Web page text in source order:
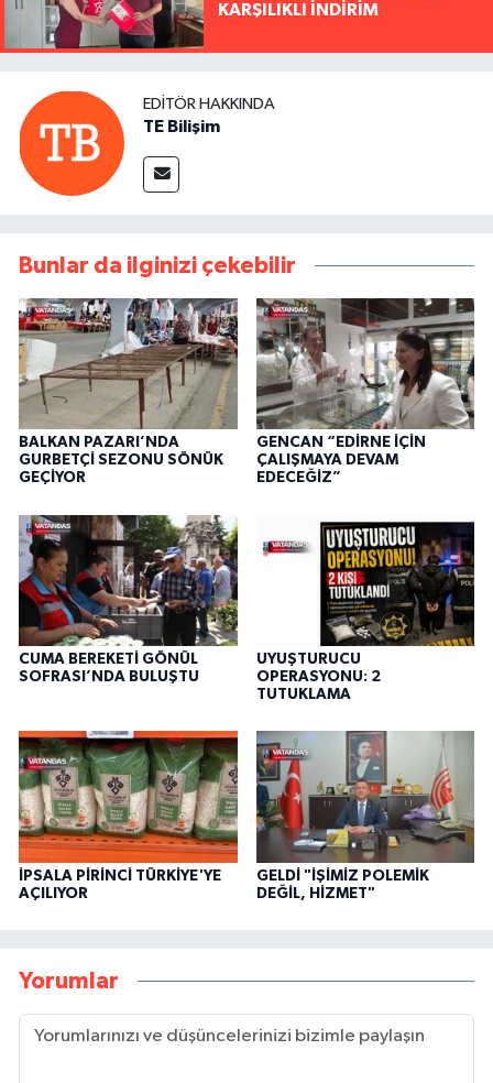
KARŞILIKLI İNDİRİM
EDITÖR HAKKINDA
TE Bilişim
Bunlar da ilginizi çekebilir
BALKAN PAZARI’NDA
GURBETÇİ SEZONU SÖNÜK
GEÇİYOR
GENCAN “EDİRNE İÇİN
ÇALIŞMAYA DEVAM
EDECEĞİZ”
CUMA BEREKETİ GÖNÜL
SOFRASI’NDA BULUŞTU
UYUŞTURUCU
OPERASYONU: 2
TUTUKLAMA
İPSALA PİRİNCİ TÜRKİYE'YE
AÇILIYOR
GELDİ "İŞİMİZ POLEMİK
DEĞİL, HİZMET"
Yorumlar